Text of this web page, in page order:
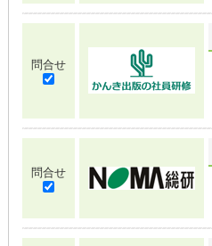
問合せ
問合せ